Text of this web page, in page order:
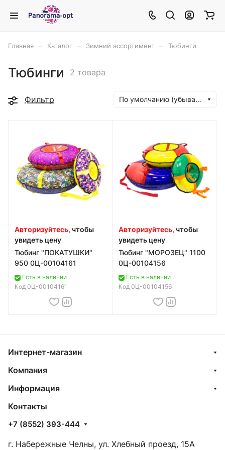
Главная Каталог Зимний ассортимент Тюбинги
Тюбинги 2 товара
Фильтр По умолчанию (убывание)
Авторизуйтесь, чтобы
увидеть цену
Тюбинг "ПОКАТУШКИ"
950 0Ц-00104161
Есть в наличии
Код 0Ц-00104161
Авторизуйтесь, чтобы
увидеть цену
Тюбинг "МОРОЗЕЦ" 1100
0Ц-00104156
Есть в наличии
Код 0Ц-00104156
Интернет-магазин
Компания
Информация
Контакты
+7 (8552) 393-444
г. Набережные Челны, ул. Хлебный проезд, 15А